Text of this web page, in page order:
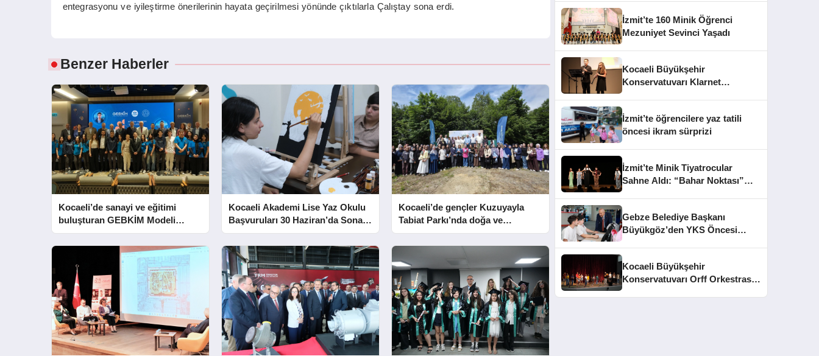
entegrasyonu ve iyileştirme önerilerinin hayata geçirilmesi yönünde çıktılarla Çalıştay sona erdi.
Benzer Haberler
Kocaeli’de sanayi ve eğitimi
buluşturan GEBKİM Modeli
tanıtıldı
Kocaeli Akademi Lise Yaz Okulu
Başvuruları 30 Haziran’da Sona
Eriyor
Kocaeli’de gençler Kuzuyayla
Tabiat Parkı’nda doğa ve
edebiyatla buluştu
İzmit’te 160 Minik Öğrenci
Mezuniyet Sevinci Yaşadı
Kocaeli Büyükşehir
Konservatuvarı Klarnet
İzmit’te öğrencilere yaz tatili
öncesi ikram sürprizi
İzmit’te Minik Tiyatrocular
Sahne Aldı: “Bahar Noktası”
Gebze Belediye Başkanı
Büyükgöz’den YKS Öncesi
Kocaeli Büyükşehir
Konservatuvarı Orff Orkestrası